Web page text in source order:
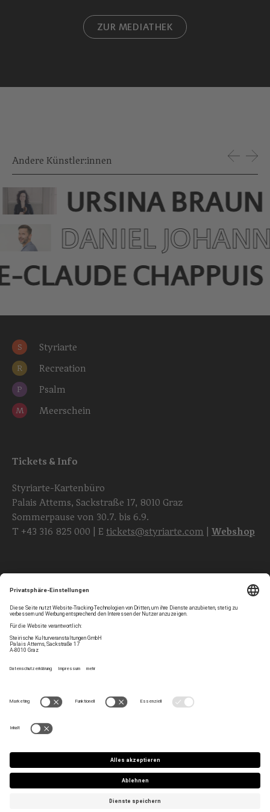
ZUR MEDIATHEK
Andere Künstler:innen
URSINA BRAUN
DANIEL
CLAUDE CHAPPUIS
S Styriarte
R Recreation
P Psalm
M Meerschein
Tickets & Info
Styriarte-Kartenbüro
Palais Attems, Sackstraße 17, 8010 Graz
Sommerpause von 30.7. bis 6.9.
T +43 316 825 000 | E tickets@styriarte.com Webshop
Newsletter
Kontakt
Team
Jobs
Impressum
Datenschutz
Haltung